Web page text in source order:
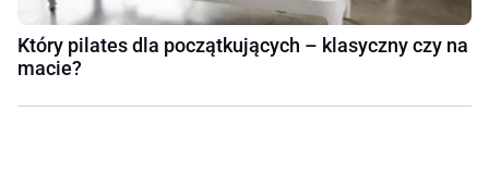
Który pilates dla początkujących – klasyczny czy na
macie?